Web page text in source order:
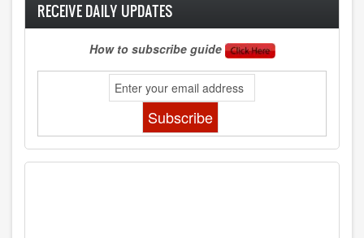
RECEIVE DAILY UPDATES
How to subscribe guide